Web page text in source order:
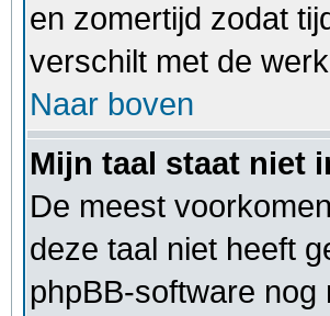
en zomertijd zodat
verschilt met de
Naar boven
Mijn taal staat niet
De meest
deze taal niet heeft
phpBB-software